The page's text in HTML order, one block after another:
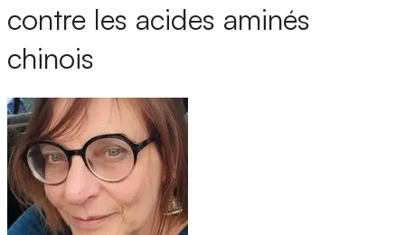
contre les acides aminés
chinois